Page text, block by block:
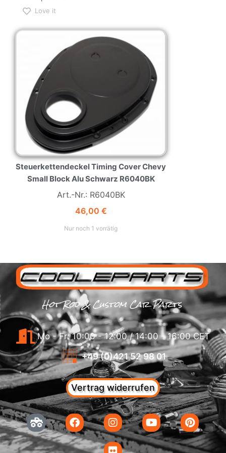
Love it
Steuerkettendeckel Timing Cover Chevy
Small Block Alu Schwarz R6040BK
Art.-Nr.: R6040BK
46,00 €
Nur noch 1 vorrätig
Hot Rod & Custom Car Parts
Mo - Fr: 10:00 - 12:00 / 14:00 - 16:00 CET
+49 (0)421 52 98 01
Vertrag widerrufen